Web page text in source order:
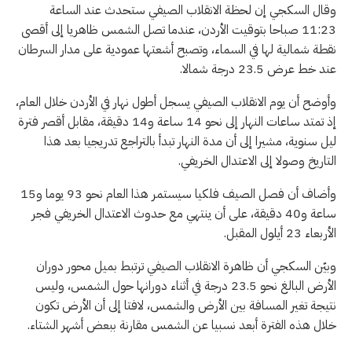
وقال السكجي إن لحظة الانقلاب الصيفي ستحدث عند الساعة
11:23 صباحا بتوقيت الأردن، عندما تصل الشمس ظاهريا إلى أقصى
نقطة شمالية لها في السماء، وتصبح أشعتها عمودية على مدار السرطان
عند خط عرض 23.5 درجة شمالا.
وأوضح أن يوم الانقلاب الصيفي يسجل أطول نهار في الأردن خلال العام،
إذ تمتد ساعات النهار إلى نحو 14 ساعة و14 دقيقة، مقابل أقصر فترة
ليل سنوية، مشيرا إلى أن مدة النهار تبدأ بالتراجع تدريجيا بعد هذا
التاريخ وصولا إلى الاعتدال الخريفي.
وأضاف أن فصل الصيف فلكيا سيستمر هذا العام نحو 93 يوما و15
ساعة و40 دقيقة، على أن ينتهي مع حدوث الاعتدال الخريفي فجر
الأربعاء 23 أيلول المقبل.
وبيّن السكجي أن ظاهرة الانقلاب الصيفي ترتبط بميل محور دوران
الأرض البالغ نحو 23.5 درجة في أثناء دورانها حول الشمس، وليس
نتيجة تغير المسافة بين الأرض والشمس، لافتا إلى أن الأرض تكون
خلال هذه الفترة أبعد نسبيا عن الشمس مقارنة ببعض أشهر الشتاء.